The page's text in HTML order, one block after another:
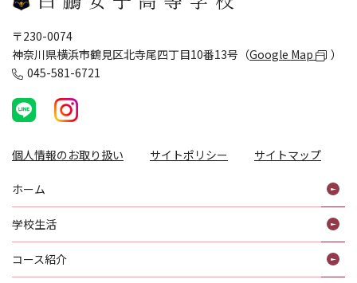
〒230-0074
神奈川県横浜市鶴見区北寺尾四丁目10番13号（Google Map
）
045-581-6721
個人情報のお取り扱い サイトポリシー サイトマップ
ホーム
学校生活
コース紹介